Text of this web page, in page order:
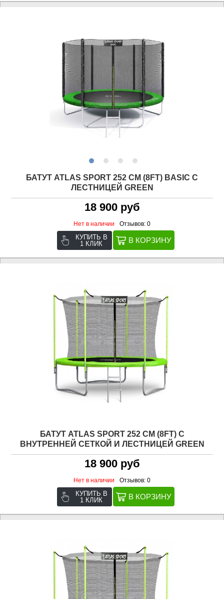
БАТУТ ATLAS SPORT 252 СМ (8FT) BASIC С
ЛЕСТНИЦЕЙ GREEN
18 900 руб
Нет в наличии Отзывов: 0
КУПИТЬ В
1 КЛИК
БАТУТ ATLAS SPORT 252 СМ (8FT) С
ВНУТРЕННЕЙ СЕТКОЙ И ЛЕСТНИЦЕЙ GREEN
18 900 руб
Нет в наличии Отзывов: 0
КУПИТЬ В
1 КЛИК